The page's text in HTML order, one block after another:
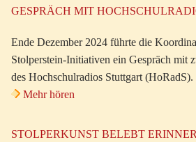
GESPRÄCH MIT
Ende Dezember 2024 führte die
Stolperstein-Initiativen ein Gespräch mit
des Hochschulradios Stuttgart (HoRadS).
Mehr hören
STOLPERKUNST BELEBT